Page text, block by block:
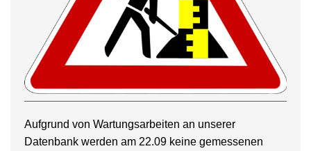
Aufgrund von Wartungsarbeiten an unserer
Datenbank werden am 22.09 keine gemessenen